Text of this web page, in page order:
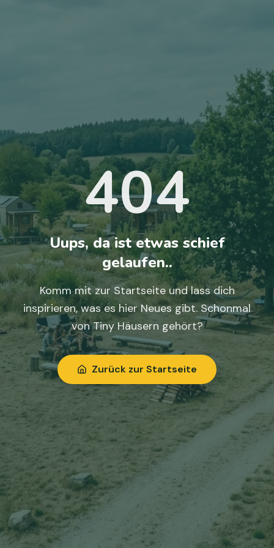
404
Uups, da ist etwas schief
gelaufen..
Komm mit zur Startseite und lass dich
inspirieren, was es hier Neues gibt. Schonmal
von Tiny Häusern gehört?
Zurück zur Startseite